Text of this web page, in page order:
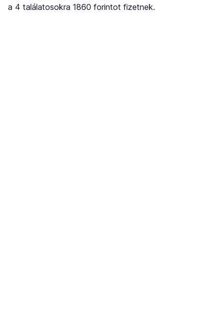
a 4 találatosokra 1860 forintot fizetnek.